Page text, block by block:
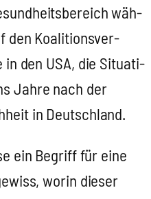
wäh­
den Koali­ti­ons­ver­
in den USA, die Situa­ti­
Jah­re nach der
in Deutsch­land.
ein Begriff für eine
wor­in die­ser